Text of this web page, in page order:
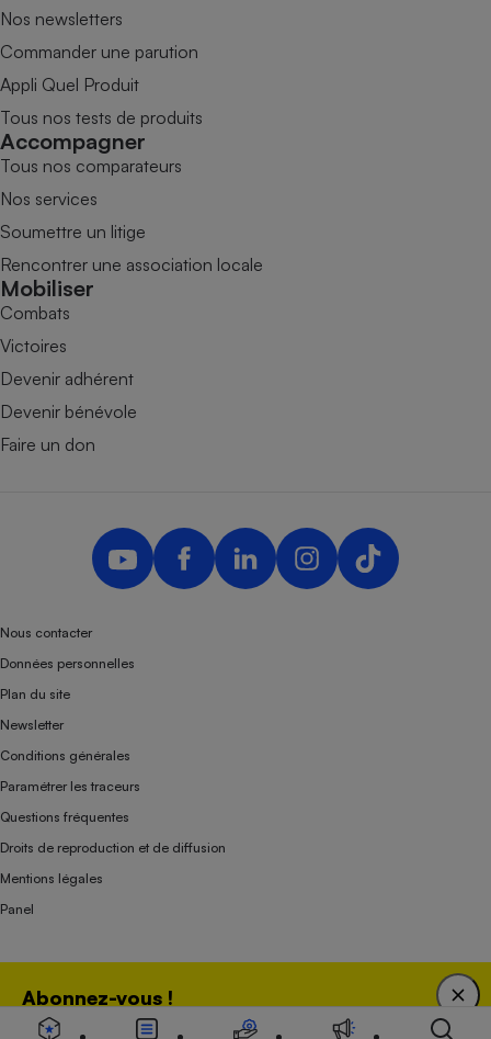
Abonnez-vous !
Bénéficiez d'une expertise unique tout en soutenant
Nos newsletters
Commander une parution
Appli Quel Produit
Tous nos tests de produits
Accompagner
Tous nos comparateurs
Nos services
Soumettre un litige
Rencontrer une association locale
Mobiliser
Combats
Victoires
Devenir adhérent
Devenir bénévole
Faire un don
Nous contacter
Données personnelles
Plan du site
Newsletter
Conditions générales
Paramétrer les traceurs
Questions fréquentes
Droits de reproduction et de diffusion
Mentions légales
Panel
Association indépendante de l’État, des syndicats, des producteurs et des
distributeurs depuis 1951.